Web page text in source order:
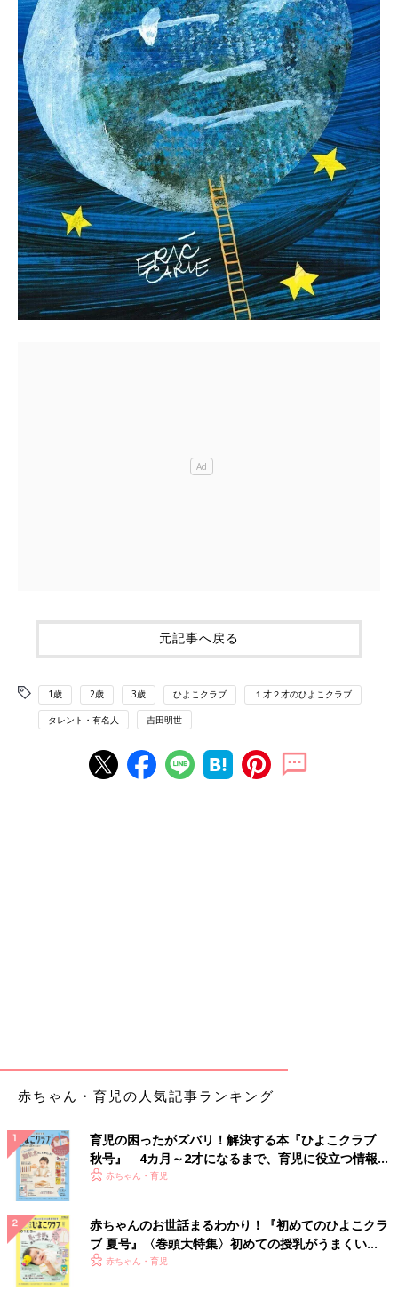
元記事へ戻る
1歳 2歳 3歳 ひよこクラブ １才２才のひよこクラブ
タレント・有名人 吉田明世
赤ちゃん・育児の人気記事ランキング
育児の困ったがズバリ！解決する本『ひよこクラブ
秋号』 4カ月～2才になるまで、育児に役立つ情報が
いっぱい！
赤ちゃん・育児
赤ちゃんのお世話まるわかり！『初めてのひよこクラ
ブ 夏号』〈巻頭大特集〉初めての授乳がうまくい
く！ おっぱい・ミルクの基本と夏のトラブル 解決テ
赤ちゃん・育児